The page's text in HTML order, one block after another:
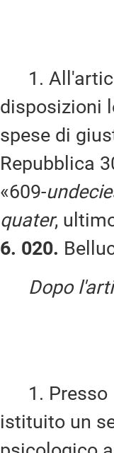
1.
disposizioni
spese di
Repubblica
«609-
quater,
6. 020.
Dopo
1. Presso
istituito un